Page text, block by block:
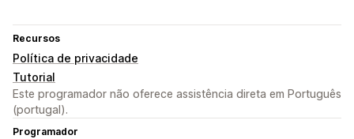
Recursos
Política de privacidade
Tutorial
Este programador não oferece assistência direta em Português
(portugal).
Programador